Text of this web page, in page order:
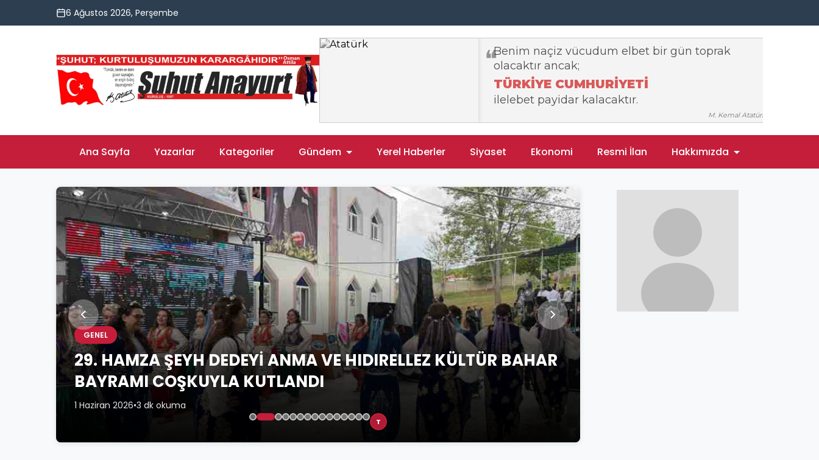
6 Ağustos 2026, Perşembe
Ana Sayfa Yazarlar Kategoriler Gündem Yerel Haberler Siyaset Ekonomi Resmi İlan Hakkımızda
GENEL
29. HAMZA ŞEYH DEDEYİ ANMA VE HIDIRELLEZ KÜLTÜR BAHAR
BAYRAMI COŞKUYLA KUTLANDI
1 Haziran 2026•3 dk okuma
T